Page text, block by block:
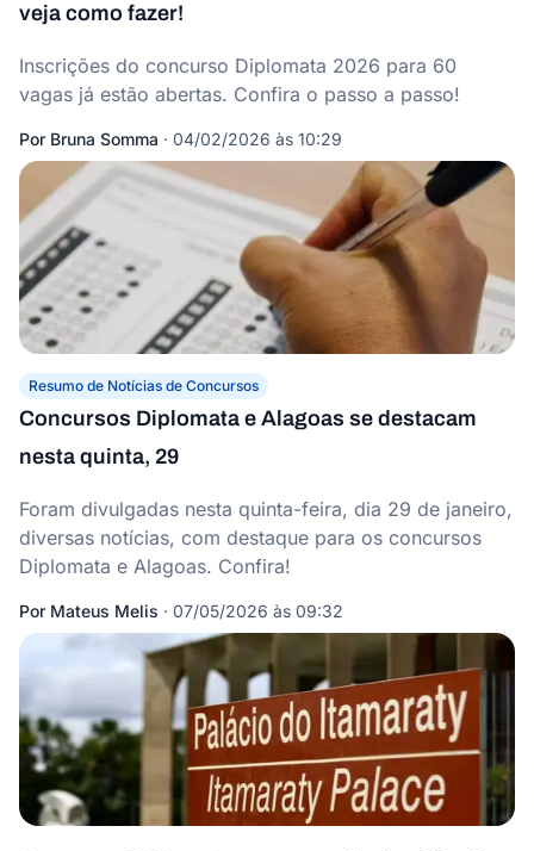
veja como fazer!
Inscrições do concurso Diplomata 2026 para 60
vagas já estão abertas. Confira o passo a passo!
Por Bruna Somma · 04/02/2026 às 10:29
Resumo de Notícias de Concursos
Concursos Diplomata e Alagoas se destacam
nesta quinta, 29
Foram divulgadas nesta quinta-feira, dia 29 de janeiro,
diversas notícias, com destaque para os concursos
Diplomata e Alagoas. Confira!
Por Mateus Melis · 07/05/2026 às 09:32